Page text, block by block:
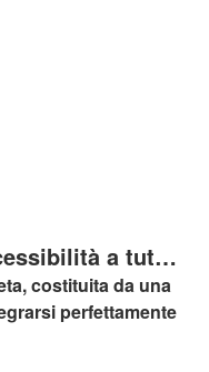
a tutti
costituita da una
perfettamente